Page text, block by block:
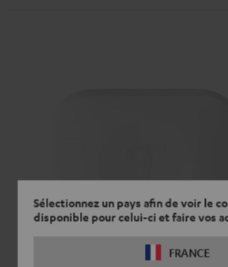
Sélectionnez un pays afin de voir le
disponible pour celui-ci et faire vos
FRANCE